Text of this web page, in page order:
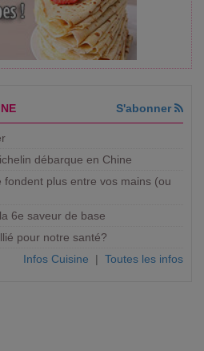
S'abonner
débarque en Chine
fondent plus entre vos mains (ou
6e saveur de base
pour notre santé?
Infos Cuisine | Toutes les infos